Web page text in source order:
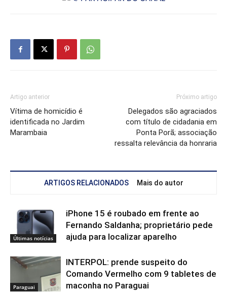
Artigo anterior
Vítima de homicídio é
identificada no Jardim
Marambaia
Próximo artigo
Delegados são agraciados
com título de cidadania em
Ponta Porã; associação
ressalta relevância da honraria
ARTIGOS RELACIONADOS Mais do autor
Últimas notícias
iPhone 15 é roubado em frente ao
Fernando Saldanha; proprietário pede
ajuda para localizar aparelho
Paraguai
INTERPOL: prende suspeito do
Comando Vermelho com 9 tabletes de
maconha no Paraguai